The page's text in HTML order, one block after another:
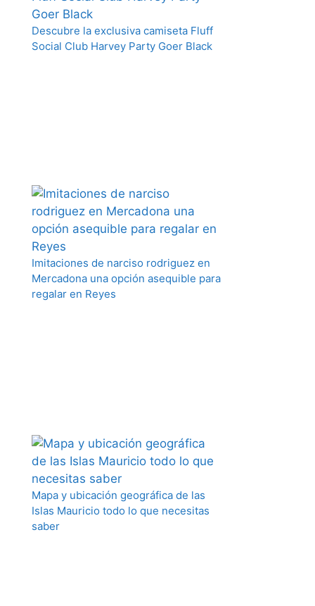
Descubre la exclusiva camiseta Fluff
Social Club Harvey Party Goer Black
Imitaciones de narciso rodriguez en
Mercadona una opción asequible para
regalar en Reyes
Mapa y ubicación geográfica de las
Islas Mauricio todo lo que necesitas
saber